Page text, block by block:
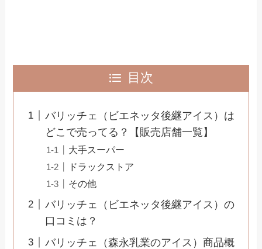
目次
バリッチェ（ビエネッタ後継アイス）は
どこで売ってる？【販売店舗一覧】
大手スーパー
ドラックストア
その他
バリッチェ（ビエネッタ後継アイス）の
口コミは？
バリッチェ（森永乳業のアイス）商品概